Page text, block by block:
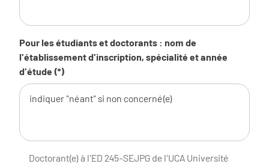
Pour les étudiants et doctorants : nom de
l'établissement d'inscription, spécialité et année
d'étude (*)
Doctorant(e) à l'ED 245-SEJPG de l'UCA Université